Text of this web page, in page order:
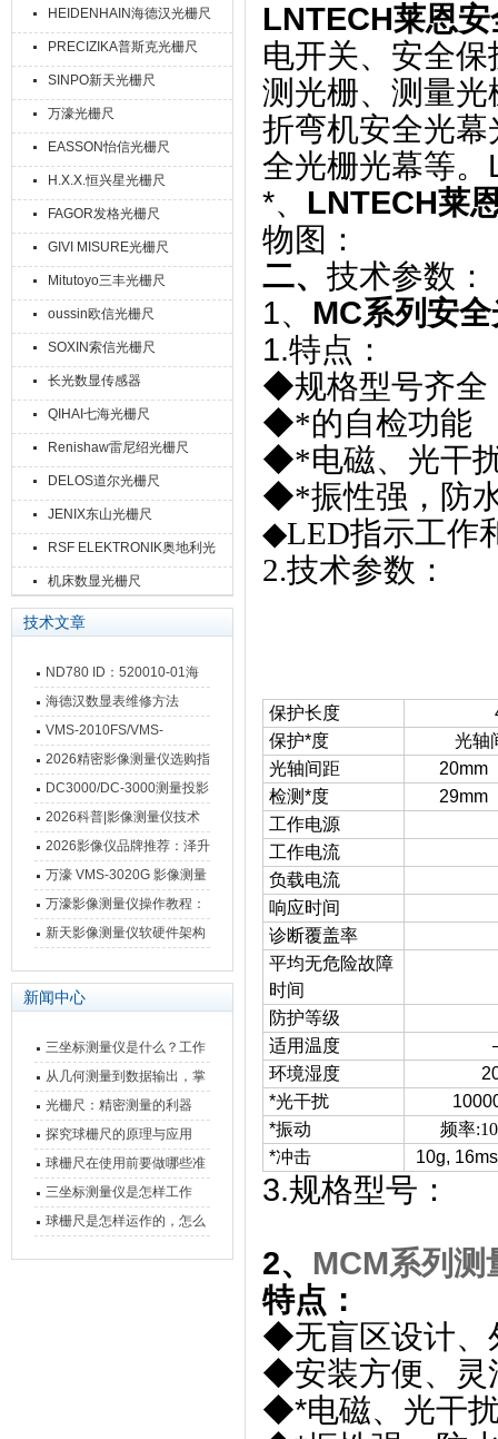
HEIDENHAIN海德汉光栅尺
PRECIZIKA普斯克光栅尺
SINPO新天光栅尺
万濠光栅尺
EASSON怡信光栅尺
H.X.X.恒兴星光栅尺
FAGOR发格光栅尺
GIVI MISURE光栅尺
Mitutoyo三丰光栅尺
oussin欧信光栅尺
SOXIN索信光栅尺
长光数显传感器
QIHAI七海光栅尺
Renishaw雷尼绍光栅尺
DELOS道尔光栅尺
JENIX东山光栅尺
RSF ELEKTRONIK奥地利光
栅尺
机床数显光栅尺
技术文章
ND780 ID：520010-01海
德汉数显表故障维修内容
海德汉数显表维修方法
VMS-2010FS/VMS-
3020FS/VMS-4030FS手动
影像测量仪技术参数
2026精密影像测量仪选购指
南 靠谱品牌一站式选型推荐
DC3000/DC-3000测量投影
仪万濠数据处理器数显表故
障维修方法
2026科普|影像测量仪技术
原理、分类及选型应用
2026影像仪品牌推荐：泽升
影像测量仪选型指南
万濠 VMS-3020G 影像测量
仪技术规格与应用解析
万濠影像测量仪操作教程：
从开机到出报告，新手也能
新天影像测量仪软硬件架构
新闻中心
三坐标测量仪是什么？工作
原理、分类与核心功能一次
讲清
从几何测量到数据输出，掌
握万濠影像测量仪的六大核
心能力
光栅尺：精密测量的利器
探究球栅尺的原理与应用
球栅尺在使用前要做哪些准
备工作？
三坐标测量仪是怎样工作
的，功能有什么优势？
球栅尺是怎样运作的，怎么
LNTECH莱恩
电开关、安全
测光栅、测量
折弯机安全光
全光栅光幕等
*、 LNTECH莱
物图：
二、 技术参数：
1、 MC系列安
1.特点：
◆规格型号齐全
◆*的自检功能
◆*电磁、光干
◆*振性强，防
◆LED指示工作
2.技术参数：
保护长度
保护*度
光轴
光轴间距
20mm
检测*度
29mm
工作电源
工作电流
负载电流
响应时间
诊断覆盖率
平均无危险故障
时间
防护等级
适用温度
环境湿度
*光干扰
*振动
频率
*冲击
10g,
3.规格型号：
2、 MCM系列测
特点：
◆无盲区设计、
◆安装方便、灵
◆*电磁、光干